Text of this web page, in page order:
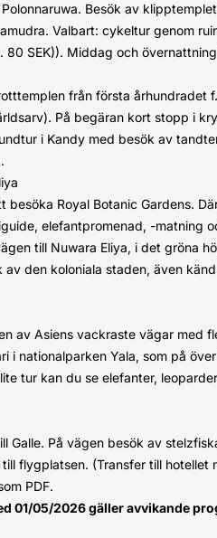
Besök av
Valbart: cykeltur genom
SEK)). Middag och
från första århundradet
På begäran kort stopp i
i Kandy med besök av
Royal Botanic Gardens.
elefantpromenad, -matning
till Nuwara Eliya, i det gröna
den koloniala staden, även
av Asiens vackraste vägar med
i nationalparken Yala, som på
tur kan du se elefanter,
Galle. På vägen besök av
flygplatsen. (Transfer till hotellet
PDF.
01/05/2026 gäller avvikande